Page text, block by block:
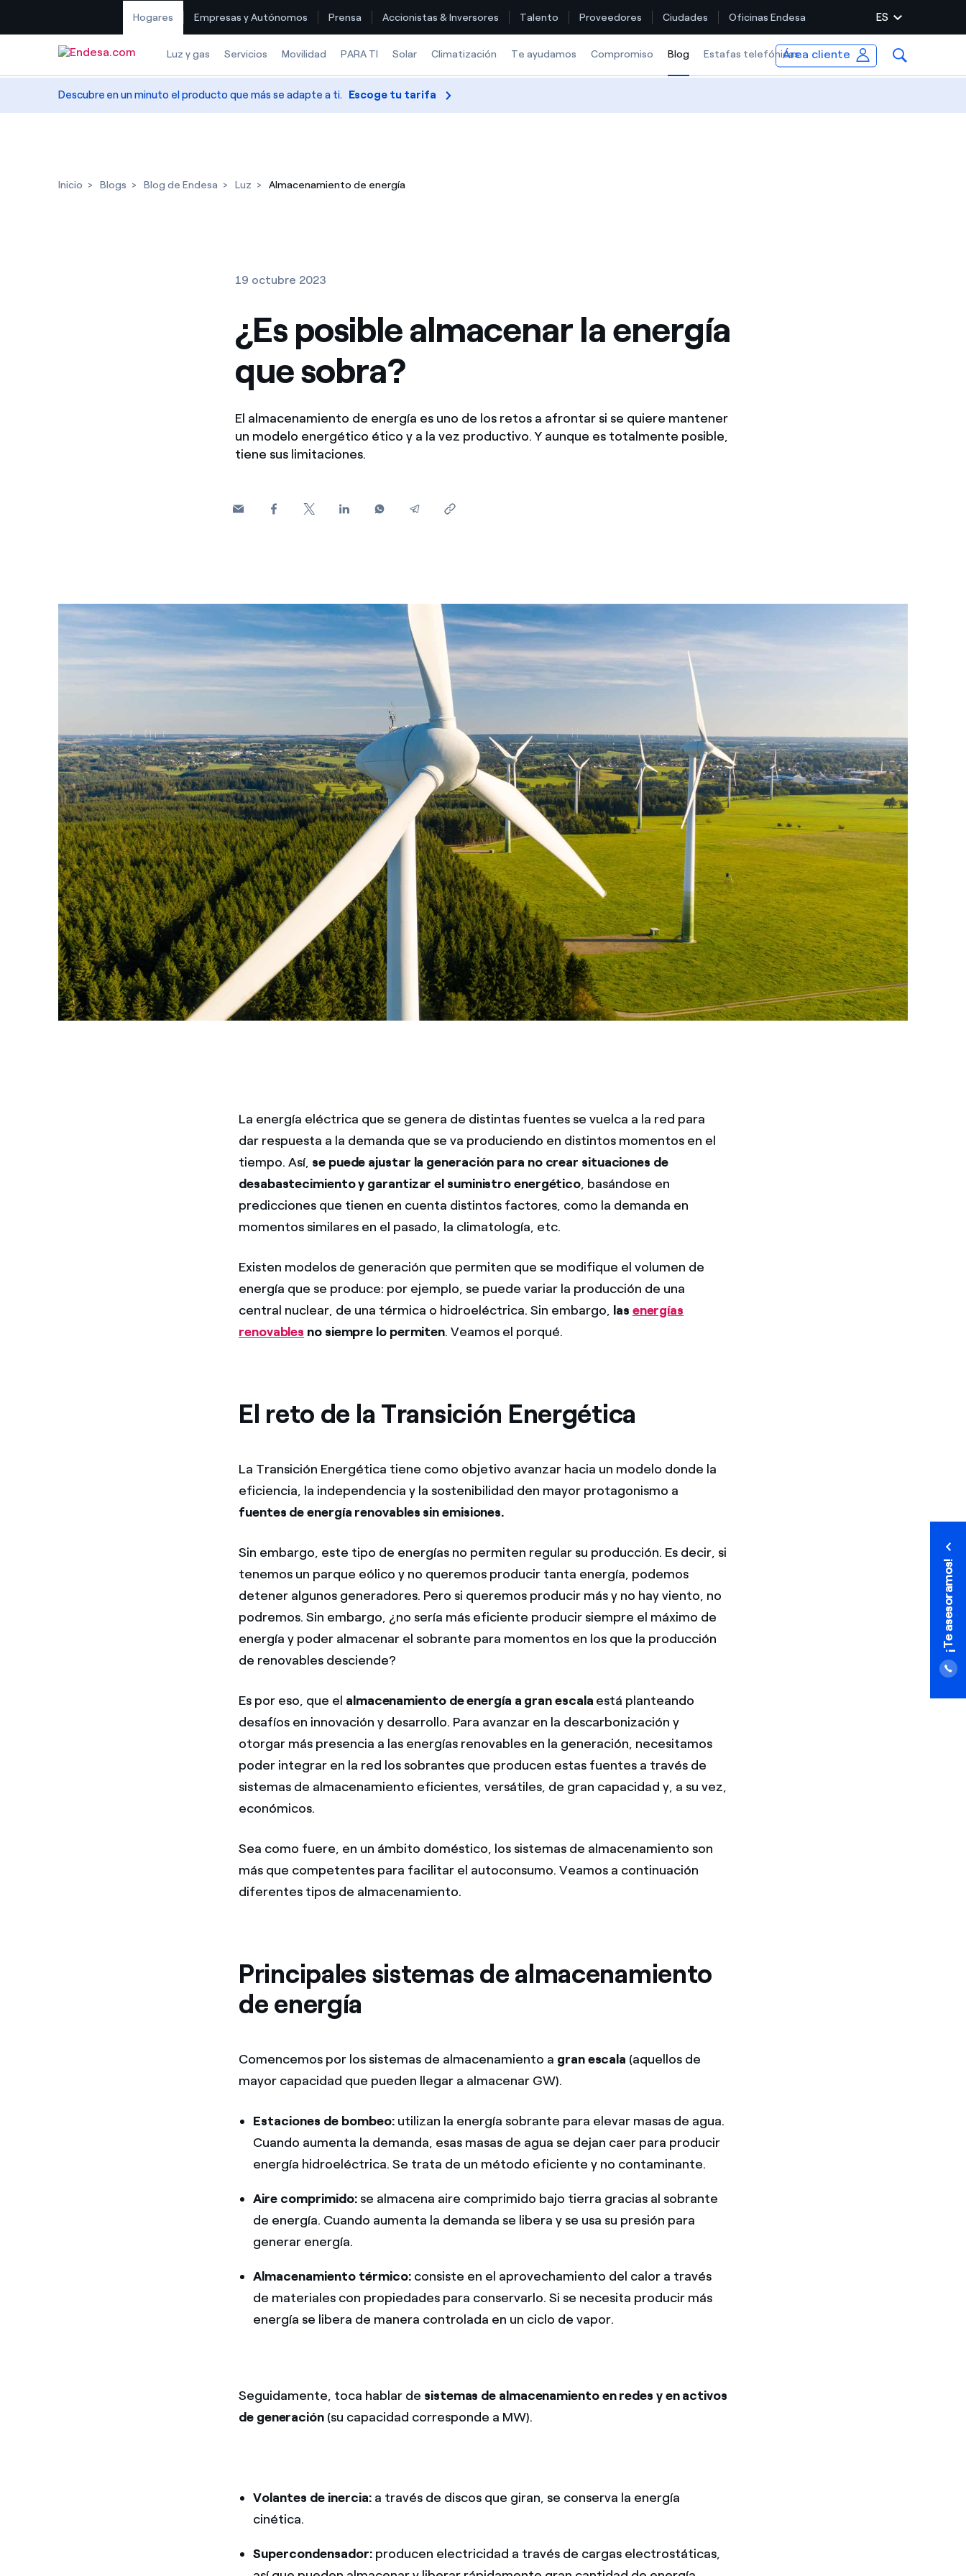
Hogares Empresas y Autónomos Prensa Accionistas & Inversores Talento Proveedores Ciudades Oficinas Endesa ES
Luz y gas Servicios Movilidad PARA TI Solar Climatización Te ayudamos Compromiso Blog Selected item
Estafas telefónicasÁrea cliente
Ofertas para autónomos y Pymes
¿Gestionas varias comunidades de propietarios?
Descubre en un minuto el producto que más se adapte a ti. Escoge tu tarifa
Inicio Blogs Blog de Endesa Luz Almacenamiento de energía
19 octubre 2023
¿Es posible almacenar la energía
que sobra?
El almacenamiento de energía es uno de los retos a afrontar si se quiere mantener
un modelo energético ético y a la vez productivo. Y aunque es totalmente posible,
tiene sus limitaciones.
¡Te asesoramos!
La energía eléctrica que se genera de distintas fuentes se vuelca a la red para
dar respuesta a la demanda que se va produciendo en distintos momentos en el
tiempo. Así, se puede ajustar la generación para no crear situaciones de
desabastecimiento y garantizar el suministro energético, basándose en
predicciones que tienen en cuenta distintos factores, como la demanda en
momentos similares en el pasado, la climatología, etc.
Existen modelos de generación que permiten que se modifique el volumen de
energía que se produce: por ejemplo, se puede variar la producción de una
central nuclear, de una térmica o hidroeléctrica. Sin embargo, las energías
renovables no siempre lo permiten. Veamos el porqué.
El reto de la Transición Energética
La Transición Energética tiene como objetivo avanzar hacia un modelo donde la
eficiencia, la independencia y la sostenibilidad den mayor protagonismo a
fuentes de energía renovables sin emisiones.
Sin embargo, este tipo de energías no permiten regular su producción. Es decir, si
tenemos un parque eólico y no queremos producir tanta energía, podemos
detener algunos generadores. Pero si queremos producir más y no hay viento, no
podremos. Sin embargo, ¿no sería más eficiente producir siempre el máximo de
energía y poder almacenar el sobrante para momentos en los que la producción
de renovables desciende?
Es por eso, que el almacenamiento de energía a gran escala está planteando
desafíos en innovación y desarrollo. Para avanzar en la descarbonización y
otorgar más presencia a las energías renovables en la generación, necesitamos
poder integrar en la red los sobrantes que producen estas fuentes a través de
sistemas de almacenamiento eficientes, versátiles, de gran capacidad y, a su vez,
económicos.
Sea como fuere, en un ámbito doméstico, los sistemas de almacenamiento son
más que competentes para facilitar el autoconsumo. Veamos a continuación
diferentes tipos de almacenamiento.
Principales sistemas de almacenamiento
de energía
Comencemos por los sistemas de almacenamiento a gran escala (aquellos de
mayor capacidad que pueden llegar a almacenar GW).
Estaciones de bombeo: utilizan la energía sobrante para elevar masas de agua.
Cuando aumenta la demanda, esas masas de agua se dejan caer para producir
energía hidroeléctrica. Se trata de un método eficiente y no contaminante.
Aire comprimido:se almacena aire comprimido bajo tierra gracias al sobrante
de energía. Cuando aumenta la demanda se libera y se usa su presión para
generar energía.
Almacenamiento térmico: consiste en el aprovechamiento del calor a través
de materiales con propiedades para conservarlo. Si se necesita producir más
energía se libera de manera controlada en un ciclo de vapor.
Seguidamente, toca hablar de sistemas de almacenamiento en redes y en activos
de generación (su capacidad corresponde a MW).
Volantes de inercia: a través de discos que giran, se conserva la energía
cinética.
Supercondensador: producen electricidad a través de cargas electrostáticas,
¡Te asesoramos!